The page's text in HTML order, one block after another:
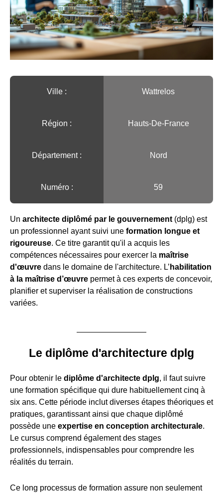
Ville :️ Wattrelos
Région :️ Hauts-De-France
Département : Nord
Numéro : 59
Un architecte diplômé par le gouvernement (dplg) est
un professionnel ayant suivi une formation longue et
rigoureuse. Ce titre garantit qu'il a acquis les
compétences nécessaires pour exercer la maîtrise
d'œuvre dans le domaine de l'architecture. L’ habilitation
à la maîtrise d’œuvre permet à ces experts de concevoir,
planifier et superviser la réalisation de constructions
variées.
Le diplôme d'architecture dplg
Pour obtenir le diplôme d'architecte dplg, il faut suivre
une formation spécifique qui dure habituellement cinq à
six ans. Cette période inclut diverses étapes théoriques et
pratiques, garantissant ainsi que chaque diplômé
possède une expertise en conception architecturale.
Le cursus comprend également des stages
professionnels, indispensables pour comprendre les
réalités du terrain.
Ce long processus de formation assure non seulement